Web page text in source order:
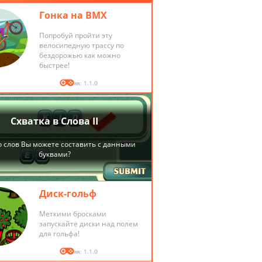
Гонка на BMX
Попробуй пройти эту
велосипедную трассу по
бездорожью как можно
быстрее!
Версия: 1.1.0
Диск-гольф
Меткими бросками
запускайте диски над полем
для гольфа!
Версия: 1.1.0